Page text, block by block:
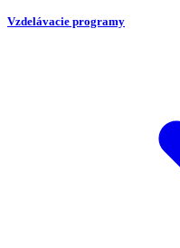
Vzdelávacie programy